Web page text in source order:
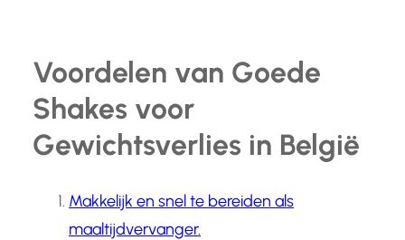
Voordelen van Goede
Shakes voor
Gewichtsverlies in België
Makkelijk en snel te bereiden als
maaltijdvervanger.